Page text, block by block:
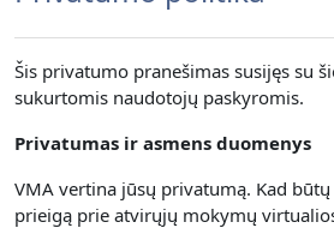
Šis privatumo pranešimas susijęs su
sukurtomis naudotojų paskyromis.
Privatumas ir asmens duomenys
VMA vertina jūsų privatumą. Kad
prieigą prie atvirųjų mokymų